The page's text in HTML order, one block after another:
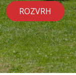
ROZVRH